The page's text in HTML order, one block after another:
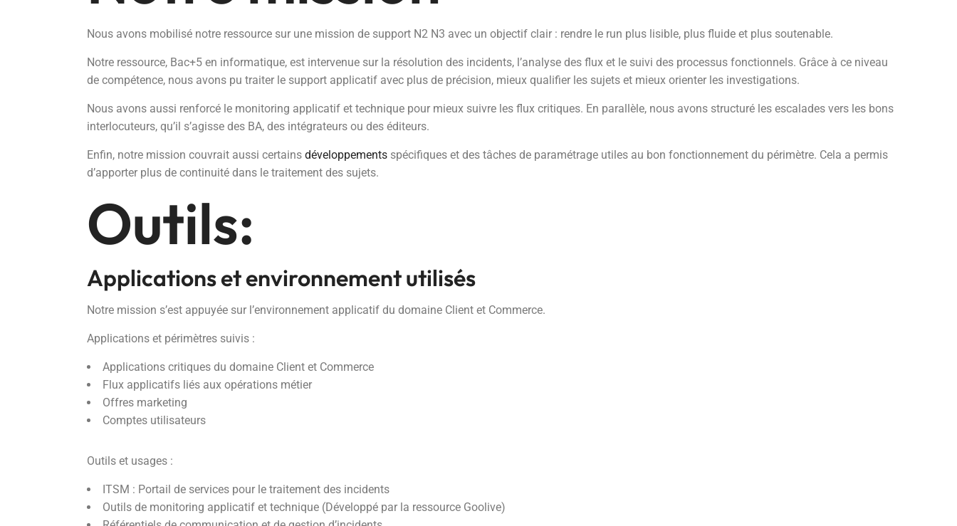
Nous avons mobilisé notre ressource sur une mission de support N2 N3 avec un objectif clair : rendre le run plus lisible, plus fluide et plus soutenable.
Notre ressource, Bac+5 en informatique, est intervenue sur la résolution des incidents, l’analyse des flux et le suivi des processus fonctionnels. Grâce à ce niveau
de compétence, nous avons pu traiter le support applicatif avec plus de précision, mieux qualifier les sujets et mieux orienter les investigations.
Nous avons aussi renforcé le monitoring applicatif et technique pour mieux suivre les flux critiques. En parallèle, nous avons structuré les escalades vers les bons
interlocuteurs, qu’il s’agisse des BA, des intégrateurs ou des éditeurs.
Enfin, notre mission couvrait aussi certains développements spécifiques et des tâches de paramétrage utiles au bon fonctionnement du périmètre. Cela a permis
d’apporter plus de continuité dans le traitement des sujets.
Outils:
Applications et environnement utilisés
Notre mission s’est appuyée sur l’environnement applicatif du domaine Client et Commerce.
Applications et périmètres suivis :
Applications critiques du domaine Client et Commerce
Flux applicatifs liés aux opérations métier
Offres marketing
Comptes utilisateurs
Outils et usages :
ITSM : Portail de services pour le traitement des incidents
Outils de monitoring applicatif et technique (Développé par la ressource Goolive)